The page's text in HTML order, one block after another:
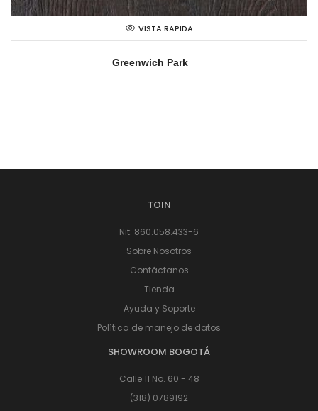
VISTA RAPIDA
Greenwich Park
TOIN
Nit: 860.058.433-6
Sobre Nosotros
Contáctanos
Tienda
Ayuda y Soporte
Política de manejo de datos
SHOWROOM BOGOTÁ
Calle 11 No. 60 - 48
(318) 0789192